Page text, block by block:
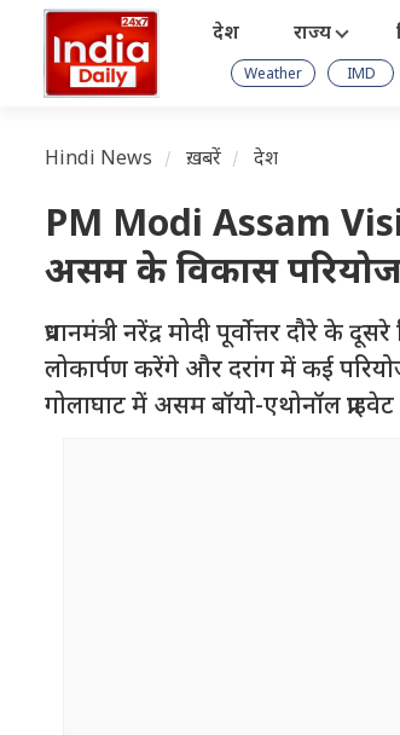
देश राज्य
Weather IMD
Hindi News ख़बरें देश
PM Modi Assam
असम के विकास
प्रधानमंत्री नरेंद्र मोदी पूर्वोत्तर
लोकार्पण करेंगे और दरांग में कई
गोलाघाट में असम बॉयो-एथोनॉल